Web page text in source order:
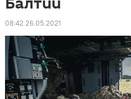
08:42 26.05.2021